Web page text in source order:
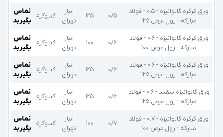
ورق کرکره گالوانیزه - 0.5 - فولاد
مبارکه - رول عرض 125
۰/۵ ۱۲۵
انبار
تهران
کیلوگرم
تماس
بگیرید
ورق کرکره گالوانیزه - 0.6 - فولاد
مبارکه - رول عرض 100
۰/۶ ۱۰۰
انبار
تهران
کیلوگرم
تماس
بگیرید
ورق کرکره گالوانیزه - 0.6 - فولاد
مبارکه - رول عرض 125
۰/۶ ۱۲۵
انبار
تهران
کیلوگرم
تماس
بگیرید
ورق گالوانیزه سفید - 0.6 - فولاد
مبارکه - رول عرض 125
۰/۶ ۱۲۵
انبار
تهران
کیلوگرم
تماس
بگیرید
ورق کرکره گالوانیزه - 0.7 - فولاد
مبارکه - رول عرض 100
۰/۷ ۱۰۰
انبار
تهران
کیلوگرم
تماس
بگیرید